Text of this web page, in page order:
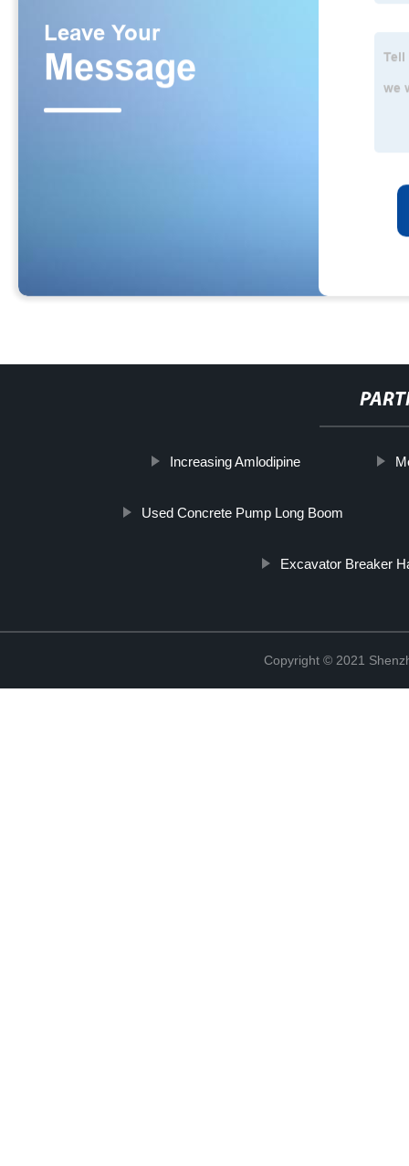
Increasing Amlodipine
Used Concrete Pump Long Boom
Excavator Breaker
Copyright © 2021